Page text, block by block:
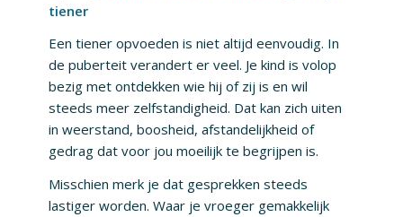
tiener
Een tiener opvoeden is niet altijd eenvoudig. In
de puberteit verandert er veel. Je kind is volop
bezig met ontdekken wie hij of zij is en wil
steeds meer zelfstandigheid. Dat kan zich uiten
in weerstand, boosheid, afstandelijkheid of
gedrag dat voor jou moeilijk te begrijpen is.
Misschien merk je dat gesprekken steeds
lastiger worden. Waar je vroeger gemakkelijk